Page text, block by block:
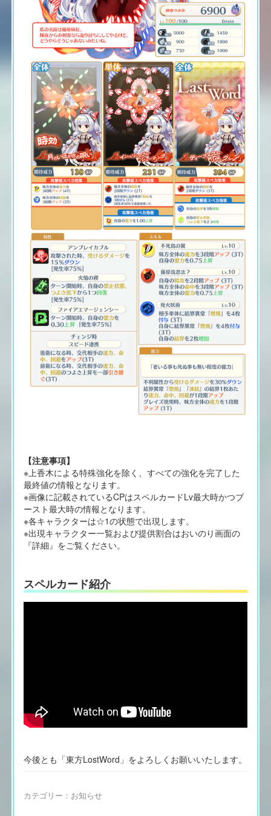
【注意事項】
※上香木による特殊強化を除く、すべての強化を完了した
最終値の情報となります。
※画像に記載されているCPはスペルカードLv最大時かつブ
ースト最大時の情報となります。
※各キャラクターは☆1の状態で出現します。
※出現キャラクター一覧および提供割合はおいのり画面の
『詳細』をご覧ください。
スペルカード紹介
今後とも「東方LostWord」をよろしくお願いいたします。
カテゴリー： お知らせ